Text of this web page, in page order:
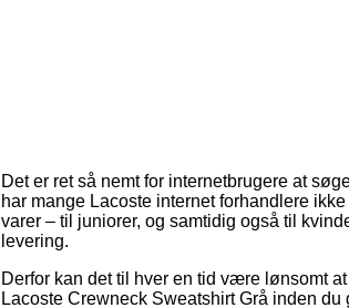
Det er ret så nemt for internetbrugere at
har mange Lacoste internet forhandlere
varer – til juniorer, og samtidig også til
levering.
Derfor kan det til hver en tid være lønsomt
Lacoste Crewneck Sweatshirt Grå inden